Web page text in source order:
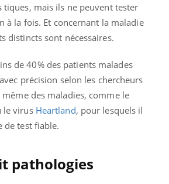
tiques, mais ils ne peuvent tester
à la fois. Et concernant la maladie
distincts sont nécessaires.
de 40% des patients malades
précision selon les chercheurs
même des maladies, comme le
le virus Heartland, pour lesquels il
de test fiable.
pathologies